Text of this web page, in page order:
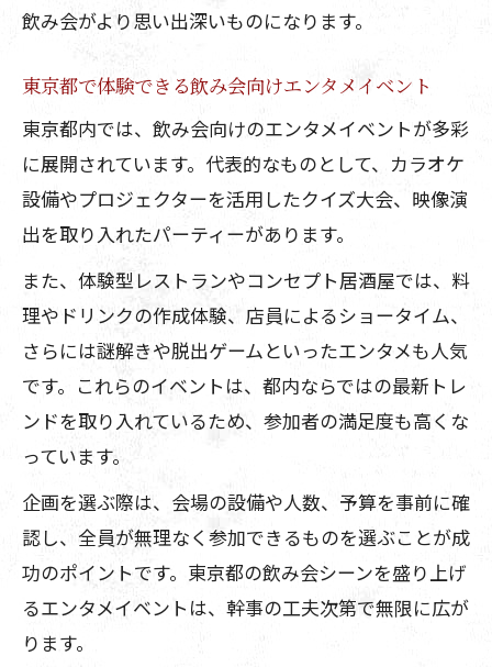
飲み会がより思い出深いものになります。
東京都で体験できる飲み会向けエンタメイベント
東京都内では、飲み会向けのエンタメイベントが多彩
に展開されています。代表的なものとして、カラオケ
設備やプロジェクターを活用したクイズ大会、映像演
出を取り入れたパーティーがあります。
また、体験型レストランやコンセプト居酒屋では、料
理やドリンクの作成体験、店員によるショータイム、
さらには謎解きや脱出ゲームといったエンタメも人気
です。これらのイベントは、都内ならではの最新トレ
ンドを取り入れているため、参加者の満足度も高くな
っています。
企画を選ぶ際は、会場の設備や人数、予算を事前に確
認し、全員が無理なく参加できるものを選ぶことが成
功のポイントです。東京都の飲み会シーンを盛り上げ
るエンタメイベントは、幹事の工夫次第で無限に広が
ります。